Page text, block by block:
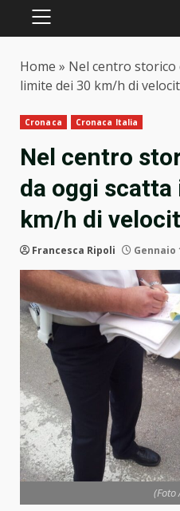
PRIMARY
Home » Nel centro storico
limite dei 30 km/h di
Cronaca Cronaca Italia
Nel centro
da oggi
km/h di
Francesca Ripoli Gennaio
(Foto